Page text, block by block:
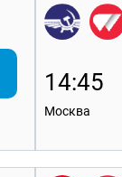
14:45
Москва